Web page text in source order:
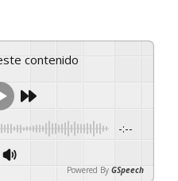
contenido
-:--
Powered By GSpeech